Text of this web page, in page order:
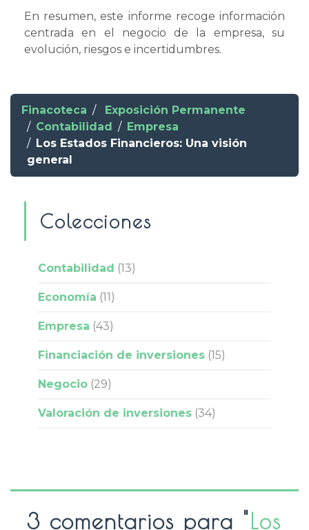
En resumen, este informe recoge información
centrada en el negocio de la empresa, su
evolución, riesgos e incertidumbres.
Finacoteca
Exposición Permanente
Contabilidad
Empresa
Los Estados Financieros: Una visión
general
Colecciones
Contabilidad (13)
Economía (11)
Empresa (43)
Financiación de inversiones (15)
Negocio (29)
Valoración de inversiones (34)
3 comentarios para "Los